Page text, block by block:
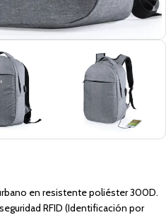
en resistente poliéster 300D.
RFID (Identificación por